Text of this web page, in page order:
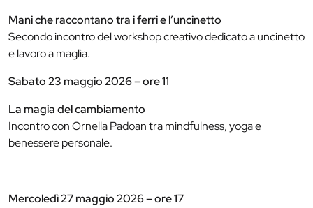
Mani che raccontano tra i ferri e l’uncinetto
Secondo incontro del workshop creativo dedicato a uncinetto
e lavoro a maglia.
Sabato 23 maggio 2026 – ore 11
La magia del cambiamento
Incontro con Ornella Padoan tra mindfulness, yoga e
benessere personale.
Mercoledì 27 maggio 2026 – ore 17